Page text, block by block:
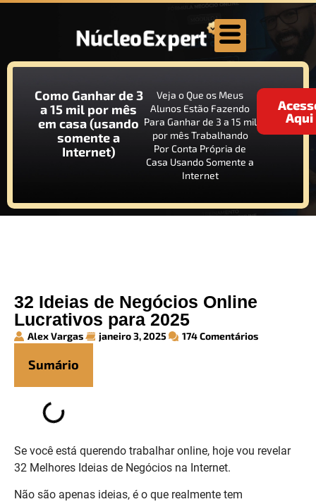
Como Ganhar de 3
a 15 mil por mês
em casa (usando
somente a
Internet)
Veja o Que os Meus
Alunos Estão Fazendo
Para Ganhar de 3 a 15 mil
por mês Trabalhando
Por Conta Própria de
Casa Usando Somente a
Internet
Aqui
32 Ideias de Negócios Online
Lucrativos para 2025
Alex Vargas janeiro 3, 2025 174 Comentários
Sumário
Se você está querendo trabalhar online, hoje vou revelar
32 Melhores Ideias de Negócios na Internet.
Não são apenas ideias, é o que realmente tem